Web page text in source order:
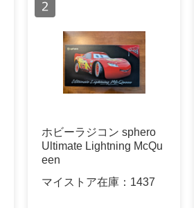
ホビーラジコン sphero
Ultimate Lightning McQu
een
マイストア在庫： 1437